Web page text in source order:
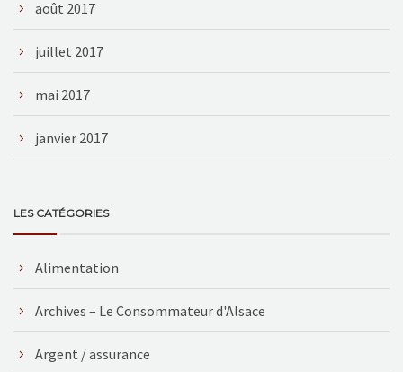
août 2017
juillet 2017
mai 2017
janvier 2017
LES CATÉGORIES
Alimentation
Archives – Le Consommateur d'Alsace
Argent / assurance